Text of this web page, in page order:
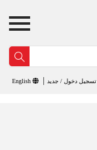
تسجيل دخول / جديد